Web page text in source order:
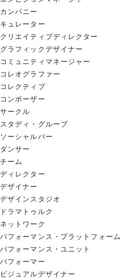
カンパニー
キュレーター
クリエイティブディレクター
グラフィックデザイナー
コミュニティマネージャー
コレオグラファー
コレクティブ
コンポーザー
サークル
スタディ・グループ
ソーシャルバー
ダンサー
チーム
ディレクター
デザイナー
デザインスタジオ
ドラマトゥルク
ネットワーク
パフォーマンス・プラットフォーム
パフォーマンス・ユニット
パフォーマー
ビジュアルデザイナー